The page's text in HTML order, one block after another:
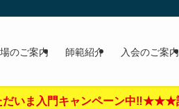
のご案内 師範紹介 入会のご案内
くはここをクリック‼︎★★★